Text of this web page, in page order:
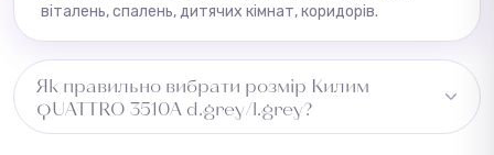
віталень, спалень, дитячих кімнат, коридорів.
Як правильно вибрати розмір Килим
QUATTRO 3510A d.grey/l.grey?